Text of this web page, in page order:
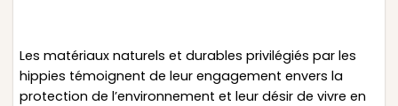
Les matériaux naturels et durables privilégiés par les
hippies témoignent de leur engagement envers la
protection de l’environnement et leur désir de vivre en